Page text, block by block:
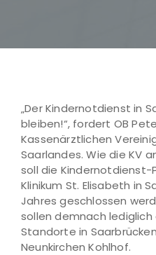
„Der Kindernotdienst in
bleiben!“, fordert OB
Kassenärztlichen
Saarlandes. Wie die KV
soll die Kindernotdienst-
Klinikum St. Elisabeth in
Jahres geschlossen
sollen demnach
Standorte in
Neunkirchen Kohlhof.